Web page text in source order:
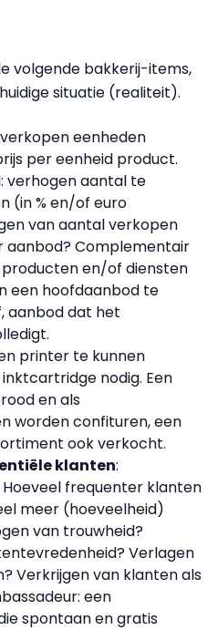
volgende bakkerij-items,
situatie (realiteit).
eenheden
per eenheid product.
verhogen aantal te
(in % en/of euro
van aantal verkopen
Complementair
en/of diensten
een hoofdaanbod te
aanbod dat het
printer te kunnen
nodig. Een
en als
worden confituren, een
ook verkocht.
klanten:
frequenter klanten
meer (hoeveelheid)
van trouwheid?
Verlagen
Verkrijgen van klanten als
een
spontaan en gratis